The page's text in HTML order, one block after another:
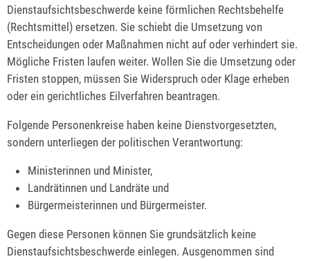
Dienstaufsichtsbeschwerde keine förmlichen Rechtsbehelfe
(Rechtsmittel) ersetzen. Sie schiebt die Umsetzung von
Entscheidungen oder Maßnahmen nicht auf oder verhindert sie.
Mögliche Fristen laufen weiter. Wollen Sie die Umsetzung oder
Fristen stoppen, müssen Sie Widerspruch oder Klage erheben
oder ein gerichtliches Eilverfahren beantragen.
Folgende Personenkreise haben keine Dienstvorgesetzten,
sondern unterliegen der politischen Verantwortung:
Ministerinnen und Minister,
Landrätinnen und Landräte und
Bürgermeisterinnen und Bürgermeister.
Gegen diese Personen können Sie grundsätzlich keine
Dienstaufsichtsbeschwerde einlegen. Ausgenommen sind